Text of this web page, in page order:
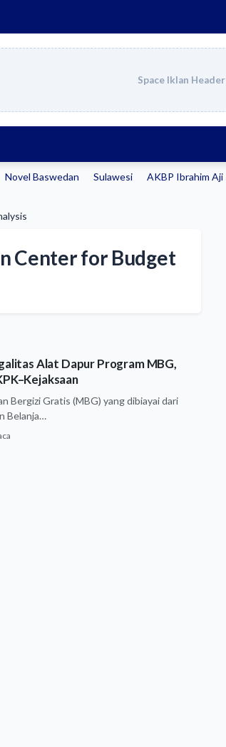
Space Iklan Header
Novel Baswedan Sulawesi AKBP Ibrahim Aji
Center for Budget
Alat Dapur Program MBG,
Bergizi Gratis (MBG) yang dibiayai dari
Belanja…